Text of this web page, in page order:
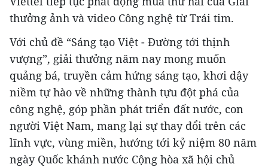
thưởng ảnh và video Công nghệ từ Trái tim.
Với chủ đề “Sáng tạo Việt - Đường tới thịnh
vượng”, giải thưởng năm nay mong muốn
quảng bá, truyền cảm hứng sáng tạo, khơi dậy
niềm tự hào về những thành tựu đột phá của
công nghệ, góp phần phát triển đất nước, con
người Việt Nam, mang lại sự thay đổi trên các
lĩnh vực, vùng miền, hướng tới kỷ niệm 80 năm
ngày Quốc khánh nước Cộng hòa xã hội chủ